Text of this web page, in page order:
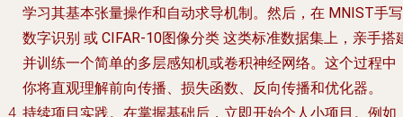
学习其基本张量操作和自动求导机制。然后，在 MNIST手写
数字识别 或 CIFAR-10图像分类 这类标准数据集上，亲手搭
并训练一个简单的多层感知机或卷积神经网络。这个过程中
你将直观理解前向传播、损失函数、反向传播和优化器。
持续项目实践。在掌握基础后，立即开始个人小项目。例如